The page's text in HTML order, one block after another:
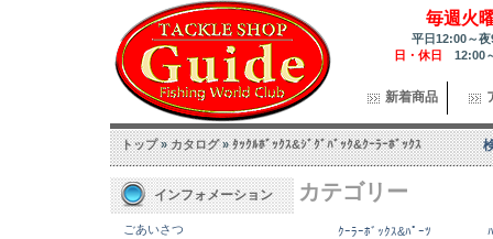
毎週火
平日12:00～
日・休日 12:00
新着商品
トップ»カタログ»ﾀｯｸﾙﾎﾞｯｸｽ&ｼﾞｸﾞﾊﾞｯｸ&ｸｰﾗｰﾎﾞｯｸｽ
インフォメーション
ごあいさつ
カテゴリー
ｸｰﾗｰﾎﾞｯｸｽ&ﾊﾟｰﾂ